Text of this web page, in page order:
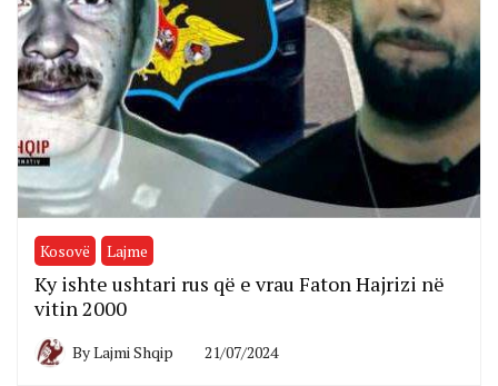
Kosovë Lajme
Ky ishte ushtari rus që e vrau Faton Hajrizi në
vitin 2000
ByLajmi Shqip 21/07/2024